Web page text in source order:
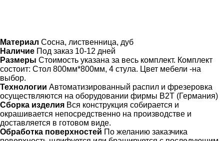
Материал Сосна, лиственница, дуб
Наличие Под заказ 10-12 дней
Размеры Стоимость указана за весь комплект. Комплект
состоит: Стол 800мм*800мм, 4 стула. Цвет мебели -на
выбор.
Технологии Автоматизированный распил и фрезеровка
осуществляются на оборудовании фирмы B2T (Германия)
Сборка изделия Вся конструкция собирается и
окрашивается непосредственно на производстве и
доставляется в готовом виде.
Обработка поверхностей По желанию заказчика